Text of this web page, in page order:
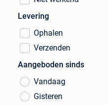
Levering
Ophalen
Verzenden
Aangeboden sinds
Vandaag
Gisteren